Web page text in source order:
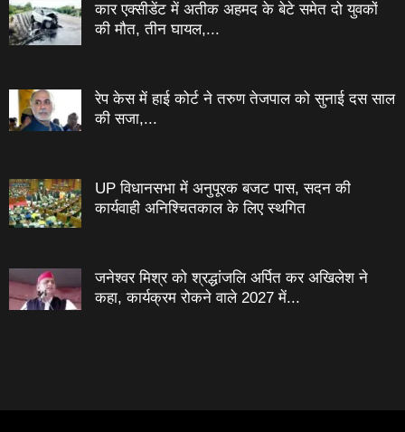
कार एक्सीडेंट में अतीक अहमद के बेटे समेत दो युवकों
की मौत, तीन घायल,...
रेप केस में हाई कोर्ट ने तरुण तेजपाल को सुनाई दस साल
की सजा,...
UP विधानसभा में अनुपूरक बजट पास, सदन की
कार्यवाही अनिश्चितकाल के लिए स्थगित
जनेश्‍वर मिश्र को श्रद्धांजलि अर्पित कर अखिलेश ने
कहा, कार्यक्रम रोकने वाले 2027 में...